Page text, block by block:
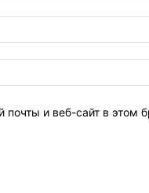
почты и веб-сайт в этом